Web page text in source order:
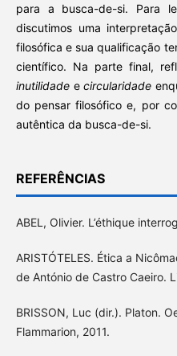
para a busca-de-si. Para
discutimos uma
filosófica e sua qualificação
científico. Na parte final,
inutilidadeecircularidade
do pensar filosófico e, por
autêntica da busca-de-si.
REFERÊNCIAS
ABEL, Olivier. L’éthique
ARISTÓTELES. Ética a
de António de Castro Caeiro.
BRISSON, Luc (dir.). Platon.
Flammarion, 2011.